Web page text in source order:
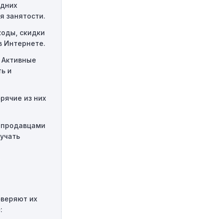
оформления
случаях
занятости.
скидки
Интернете.
и
из них
их